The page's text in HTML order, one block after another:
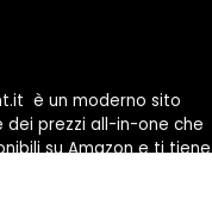
è un moderno sito
dei prezzi all-in-one che
su Amazon e ti tiene